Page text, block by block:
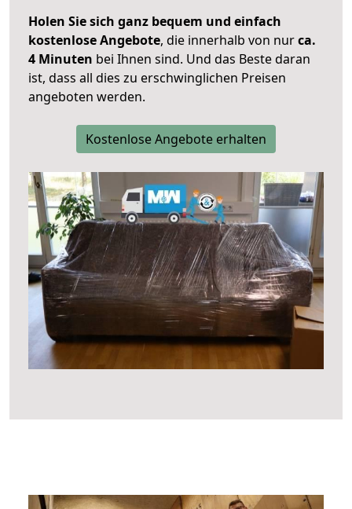
Holen Sie sich ganz bequem und einfach
kostenlose Angebote, die innerhalb von nurca.
4 Minuten bei Ihnen sind. Und das Beste daran
ist, dass all dies zu erschwinglichen Preisen
angeboten werden.
Kostenlose Angebote erhalten